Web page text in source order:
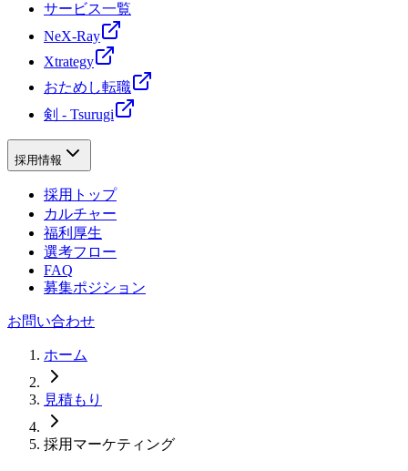
サービス一覧
NeX-Ray
Xtrategy
おためし転職
剣 - Tsurugi
採用情報
採用トップ
カルチャー
福利厚生
選考フロー
FAQ
募集ポジション
お問い合わせ
ホーム
見積もり
採用マーケティング